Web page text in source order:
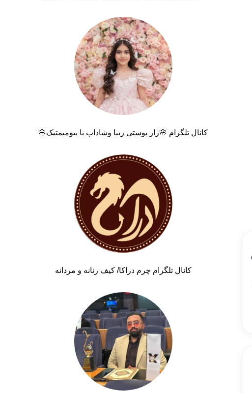
کانال تلگرام 🌸راز پوستی زیبا وشاداب با بیومیمتیک🌸
کانال تلگرام چرم دراکا/ کیف زنانه و مردانه